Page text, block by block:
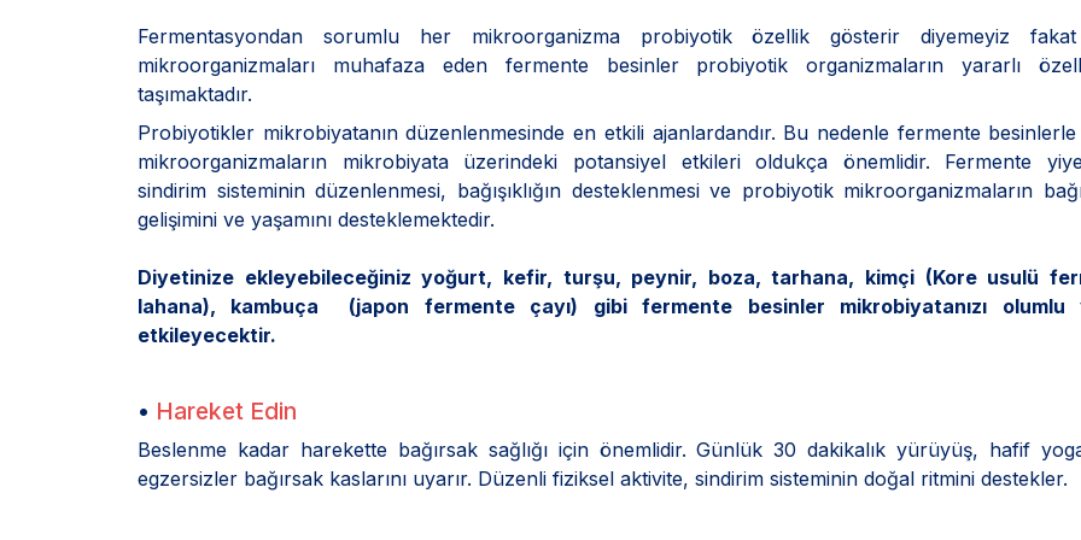
Fermentasyondan sorumlu her mikroorganizma probiyotik özellik gösterir diyemeyiz
mikroorganizmaları muhafaza eden fermente besinler probiyotik organizmaların yararlı
taşımaktadır.
Probiyotikler mikrobiyatanın düzenlenmesinde en etkili ajanlardandır. Bu nedenle fermente besinlerle
mikroorganizmaların mikrobiyata üzerindeki potansiyel etkileri oldukça önemlidir. Fermente
sindirim sisteminin düzenlenmesi, bağışıklığın desteklenmesi ve probiyotik mikroorganizmaların
gelişimini ve yaşamını desteklemektedir.
Diyetinize ekleyebileceğiniz yoğurt, kefir, turşu, peynir, boza, tarhana, kimçi (Kore usulü
lahana), kambuça (japon fermente çayı) gibi fermente besinler mikrobiyatanızı olumlu
etkileyecektir.
• Hareket Edin
Beslenme kadar harekette bağırsak sağlığı için önemlidir. Günlük 30 dakikalık yürüyüş, hafif
egzersizler bağırsak kaslarını uyarır. Düzenli fiziksel aktivite, sindirim sisteminin doğal ritmini destekler.